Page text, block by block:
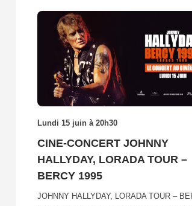
Lundi 15 juin à 20h30
CINE-CONCERT JOHNNY
HALLYDAY, LORADA TOUR –
BERCY 1995
JOHNNY HALLYDAY, LORADA TOUR –